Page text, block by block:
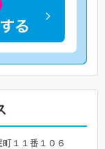
１１番１０６